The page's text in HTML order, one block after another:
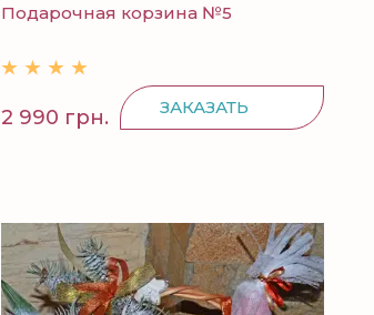
Подарочная корзина №5
2 990 грн. ЗАКАЗАТЬ